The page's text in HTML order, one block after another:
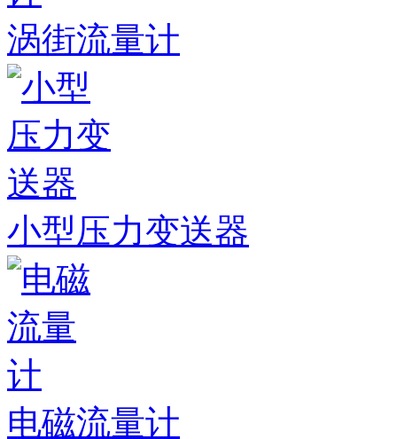
涡街流量计
小型压力变送器
电磁流量计